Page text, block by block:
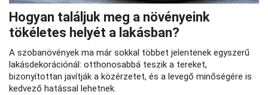
Hogyan találjuk meg a növényeink
tökéletes helyét a lakásban?
A szobanövények ma már sokkal többet jelentenek egyszerű
lakásdekorációnál: otthonosabbá teszik a tereket,
bizonyítottan javítják a közérzetet, és a levegő minőségére is
kedvező hatással lehetnek.